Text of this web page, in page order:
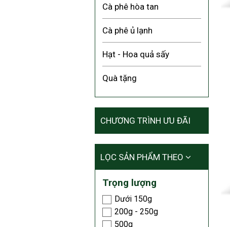
Cà phê hòa tan
Cà phê ủ lạnh
Hạt - Hoa quả sấy
Quà tặng
CHƯƠNG TRÌNH ƯU ĐÃI
LỌC SẢN PHẨM THEO
Trọng lượng
Dưới 150g
200g - 250g
500g